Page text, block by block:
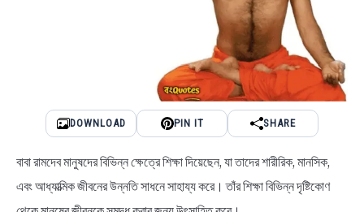
DOWNLOAD PIN IT SHARE
বাবা রামদেব মানুষদের বিভিন্ন ক্ষেত্রে শিক্ষা দিয়েছেন, যা তাদের শারীরিক, মানসিক,
এবং আধ্যাত্মিক জীবনের উন্নতি সাধনে সাহায্য করে। তাঁর শিক্ষা বিভিন্ন দৃষ্টিকোণ